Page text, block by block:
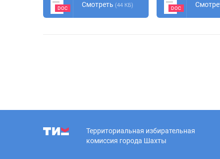
DOC Смотреть (44 КБ) DOC
Территориальная избирательная
комиссия города Шахты